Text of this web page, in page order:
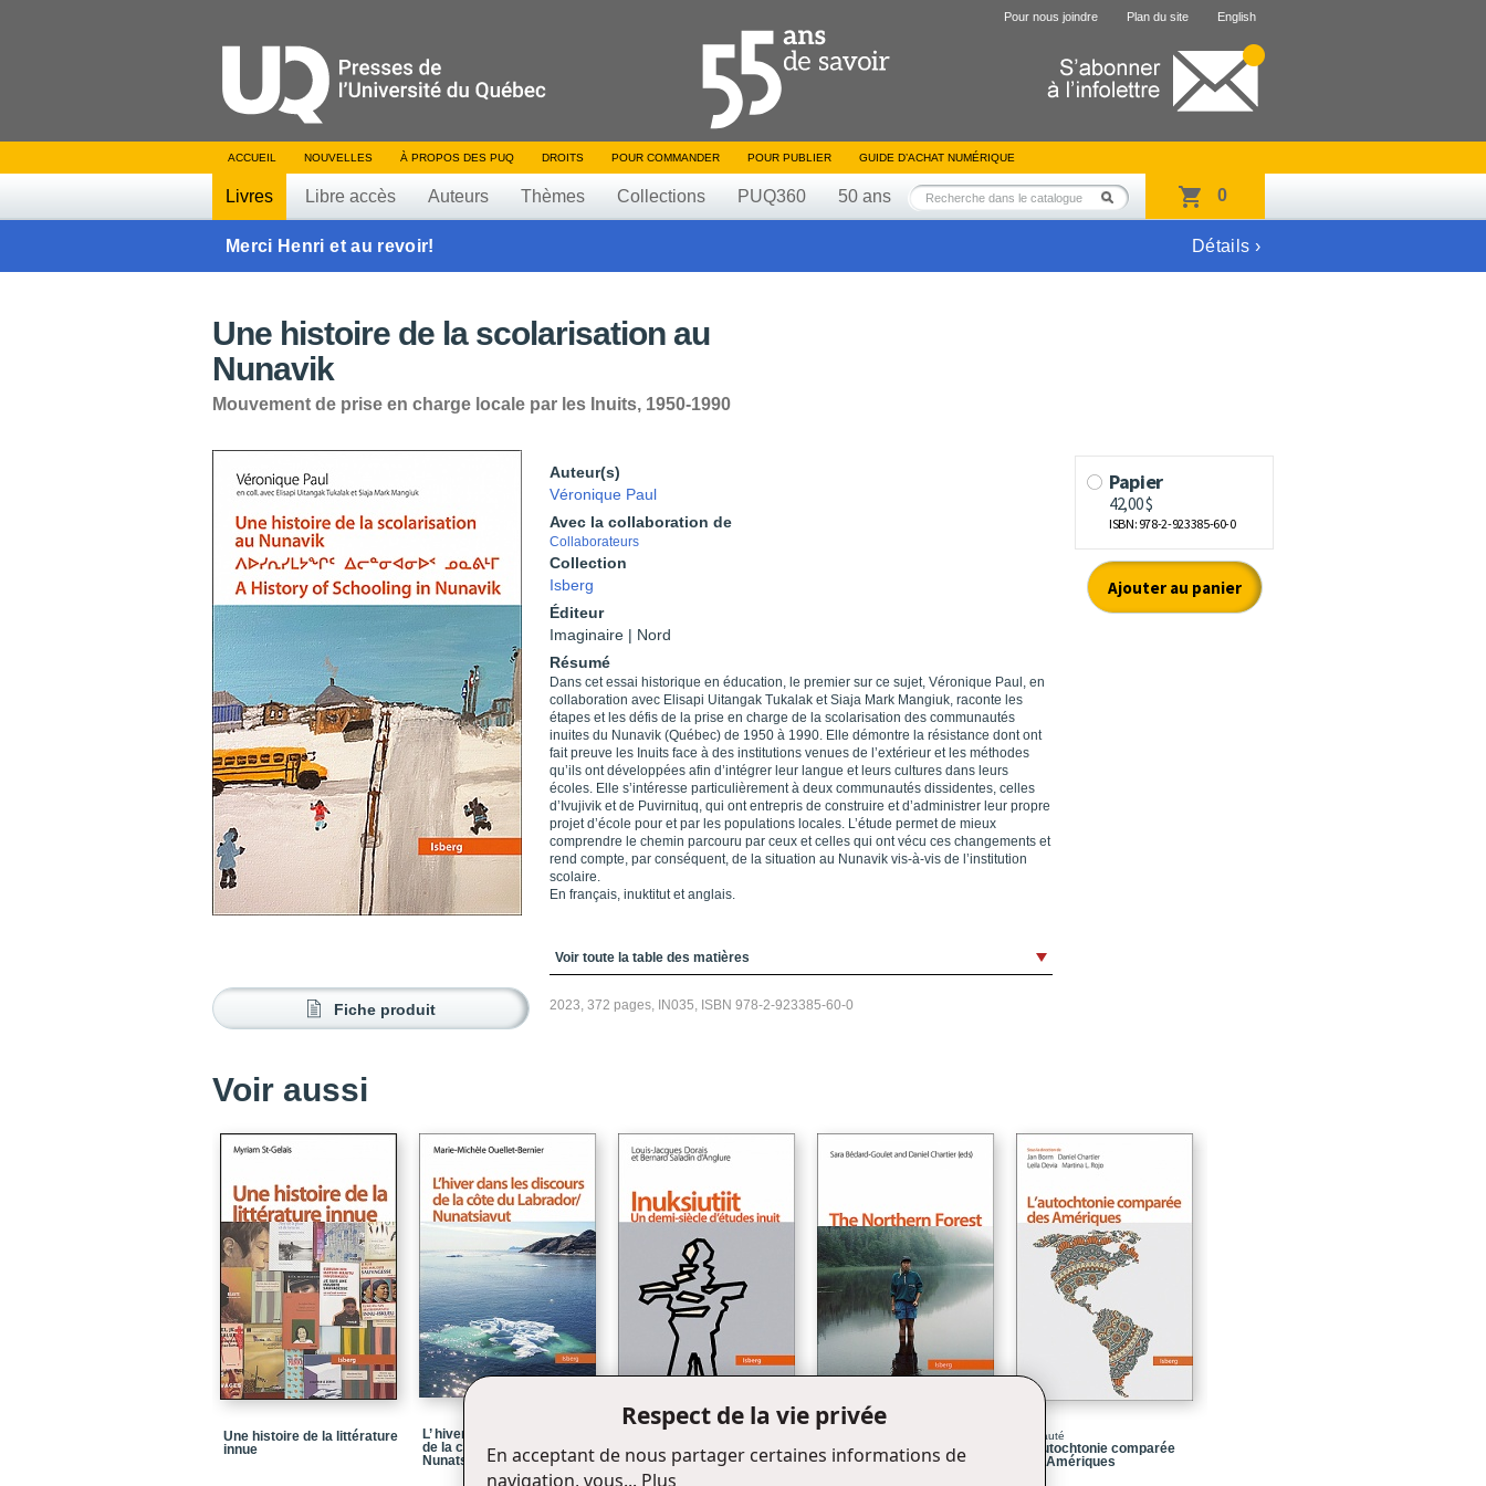
Pour nous joindre Plan du site English
ACCUEIL NOUVELLES À PROPOS DES PUQ DROITS POUR COMMANDER POUR PUBLIER GUIDE D’ACHAT NUMÉRIQUE
Livres Libre accès Auteurs Thèmes Collections PUQ360 50 ans 0
Merci Henri et au revoir! Détails ›
Une histoire de la scolarisation au
Nunavik
Mouvement de prise en charge locale par les Inuits, 1950-1990
Fiche produit
Auteur(s)
Véronique Paul
Avec la collaboration de
Collaborateurs
Collection
Isberg
Éditeur
Imaginaire | Nord
Résumé
Dans cet essai historique en éducation, le premier sur ce sujet, Véronique Paul, en
collaboration avec Elisapi Uitangak Tukalak et Siaja Mark Mangiuk, raconte les
étapes et les défis de la prise en charge de la scolarisation des communautés
inuites du Nunavik (Québec) de 1950 à 1990. Elle démontre la résistance dont ont
fait preuve les Inuits face à des institutions venues de l’extérieur et les méthodes
qu’ils ont développées afin d’intégrer leur langue et leurs cultures dans leurs
écoles. Elle s’intéresse particulièrement à deux communautés dissidentes, celles
d’Ivujivik et de Puvirnituq, qui ont entrepris de construire et d’administrer leur propre
projet d’école pour et par les populations locales. L’étude permet de mieux
comprendre le chemin parcouru par ceux et celles qui ont vécu ces changements et
rend compte, par conséquent, de la situation au Nunavik vis-à-vis de l’institution
scolaire.
En français, inuktitut et anglais.
Table des matières
Voir toute la table des matières
2023, 372 pages, IN035, ISBN 978-2-923385-60-0
Voir aussi
Une histoire de la littérature
innue
L’ hiver dans les discours
de la côte du Labrador /
Nunatsiavut
Nouveauté
L' autochtonie comparée
des Amériques
Respect de la vie privée
En acceptant de nous partager certaines informations de
navigation, vous... Plus